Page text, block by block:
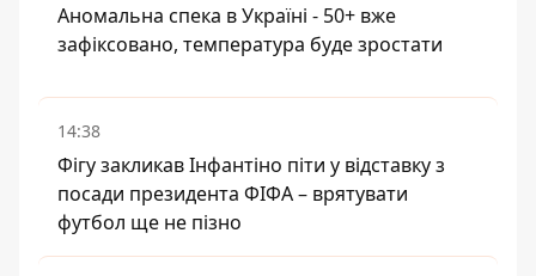
Аномальна спека в Україні - 50+ вже
зафіксовано, температура буде зростати
14:38
Фігу закликав Інфантіно піти у відставку з
посади президента ФІФА – врятувати
футбол ще не пізно